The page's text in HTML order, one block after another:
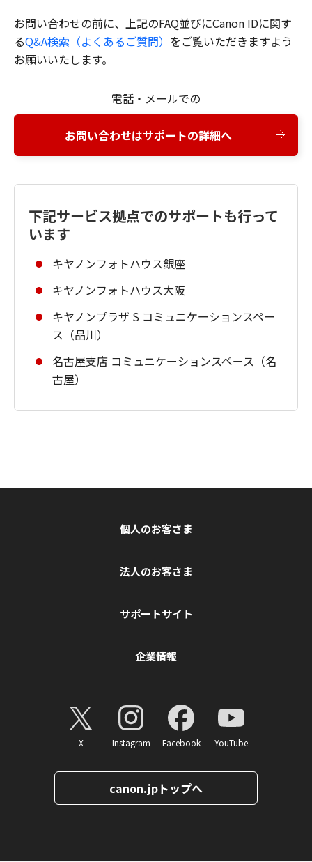
お問い合わせの前に、上記のFAQ並びにCanon IDに関す
るQ&A検索（よくあるご質問） をご覧いただきますよう
お願いいたします。
電話・メールでの
お問い合わせはサポートの詳細へ
下記サービス拠点でのサポートも行って
います
キヤノンフォトハウス銀座
キヤノンフォトハウス大阪
キヤノンプラザ S コミュニケーションスペー
ス（品川）
名古屋支店 コミュニケーションスペース（名
古屋）
個人のお客さま
法人のお客さま
サポートサイト
企業情報
X Instagram Facebook YouTube
canon.jpトップへ